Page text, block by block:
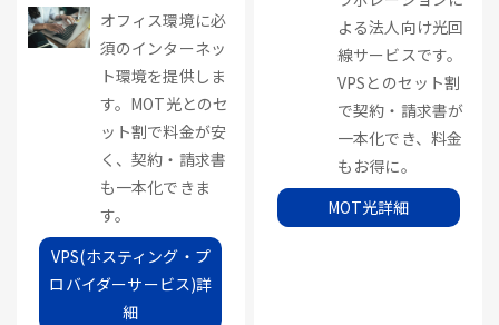
オフィス環境に必
須のインターネッ
ト環境を提供しま
す。MOT光とのセ
ット割で料金が安
く、契約・請求書
も一本化できま
す。
VPS(ホスティング・プ
ロバイダーサービス)詳
細
よる法人向け光回
線サービスです。
VPSとのセット割
で契約・請求書が
一本化でき、料金
もお得に。
MOT光詳細